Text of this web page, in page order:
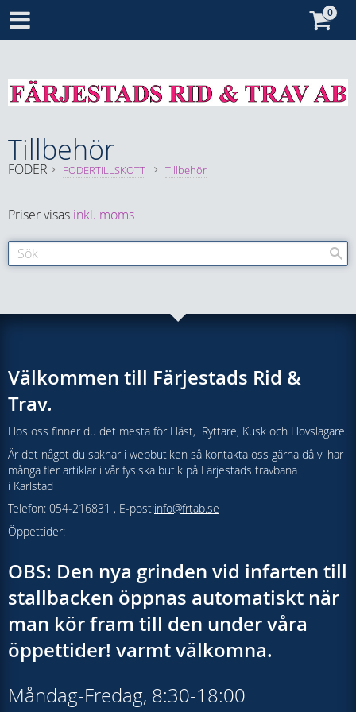
Tillbehör
FODER FODERTILLSKOTT Tillbehör
Priser visas inkl. moms
Välkommen till Färjestads Rid &
Trav.
Hos oss finner du det mesta för Häst, Ryttare, Kusk och Hovslagare.
Är det något du saknar i webbutiken så kontakta oss gärna då vi har
många fler artiklar i vår fysiska butik på Färjestads travbana
i Karlstad
Telefon: 054-216831 , E-post:info@frtab.se
Öppettider:
OBS: Den nya grinden vid infarten till
stallbacken öppnas automatiskt när
man kör fram till den under våra
öppettider! varmt välkomna.
Måndag-Fredag, 8:30-18:00